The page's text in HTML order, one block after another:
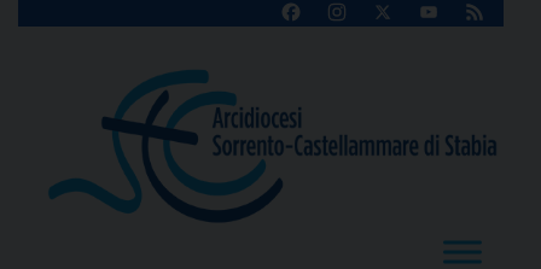
FacebookInstagram
X
YouTube
Feed